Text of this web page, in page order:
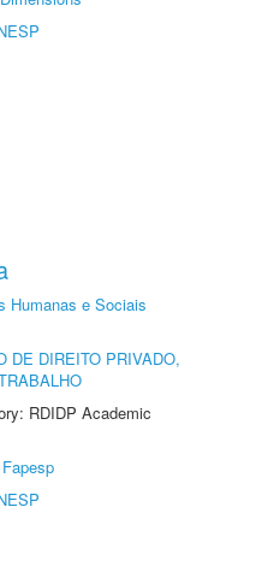
Humanas e Sociais
DE DIREITO PRIVADO,
RDIDP Academic
Fapesp